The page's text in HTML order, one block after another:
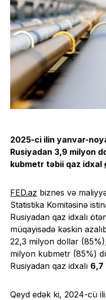
2025-ci ilin yanvar-
Rusiyadan 3,9 milyon
kubmetr təbii qaz idxal
FED.az biznes və
Statistika Komitəsinə
Rusiyadan qaz idxalı
müqayisədə kəskin
22,3 milyon dollar
milyon kubmetr (85%)
Rusiyadan qaz idxalı 6,7
Qeyd edək ki, 2024-cü